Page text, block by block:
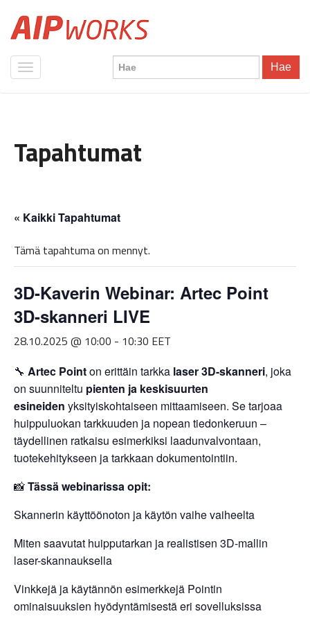
Hae
Tapahtumat
« Kaikki Tapahtumat
Tämä tapahtuma on mennyt.
3D-Kaverin Webinar: Artec Point
3D-skanneri LIVE
28.10.2025 @ 10:00 - 10:30 EET
🔧 Artec Pointon erittäin tarkka laser 3D-skanneri, joka
on suunniteltu pienten ja keskisuurten
esineiden yksityiskohtaiseen mittaamiseen. Se tarjoaa
huippuluokan tarkkuuden ja nopean tiedonkeruun –
täydellinen ratkaisu esimerkiksi laadunvalvontaan,
tuotekehitykseen ja tarkkaan dokumentointiin.
📸Tässä webinarissa opit:
Skannerin käyttöönoton ja käytön vaihe vaiheelta
Miten saavutat huipputarkan ja realistisen 3D-mallin
laser-skannauksella
Vinkkejä ja käytännön esimerkkejä Pointin
ominaisuuksien hyödyntämisestä eri sovelluksissa